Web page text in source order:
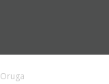
Oruga